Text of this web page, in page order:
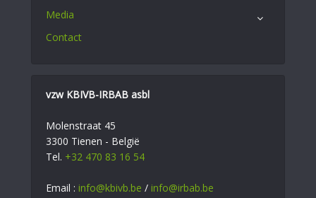
Media
Contact
vzw KBIVB-IRBAB asbl
Molenstraat 45
3300 Tienen - België
Tel. +32 470 83 16 54
Email : info@kbivb.be / info@irbab.be